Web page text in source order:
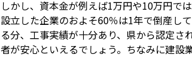
しかし、資本金が例えば1万円や10万円で
設立した企業のおよそ60％は1年で倒産し
る分、工事実績が十分あり、県から認定
者が安心といえるでしょう。ちなみに建設